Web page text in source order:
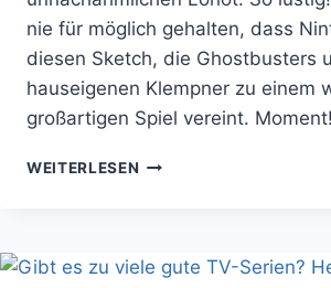
nie für möglich gehalten, dass
diesen Sketch, die Ghostbusters
hauseigenen Klempner zu einem
großartigen Spiel vereint.
WEITERLESEN DRINGENDE
FÜR